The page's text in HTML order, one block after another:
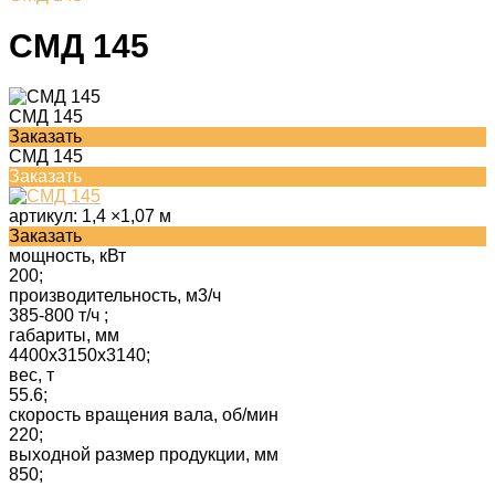
СМД 145
СМД 145
Заказать
СМД 145
Заказать
артикул: 1,4 ×1,07 м
Заказать
мощность, кВт
200;
производительность, м3/ч
385-800 т/ч ;
габариты, мм
4400x3150x3140;
вес, т
55.6;
скорость вращения вала, об/мин
220;
выходной размер продукции, мм
850;